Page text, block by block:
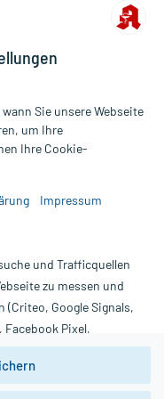
ausschließlich für
einen Arzt. Bitte
Webseite benutzt
wichtigen Hinweise in
einer Bestellung
Sie unsere Webseite
um Ihre
Ihre Cookie-
Impressum
und Trafficquellen
zu messen und
(Criteo, Google Signals,
Facebook Pixel,